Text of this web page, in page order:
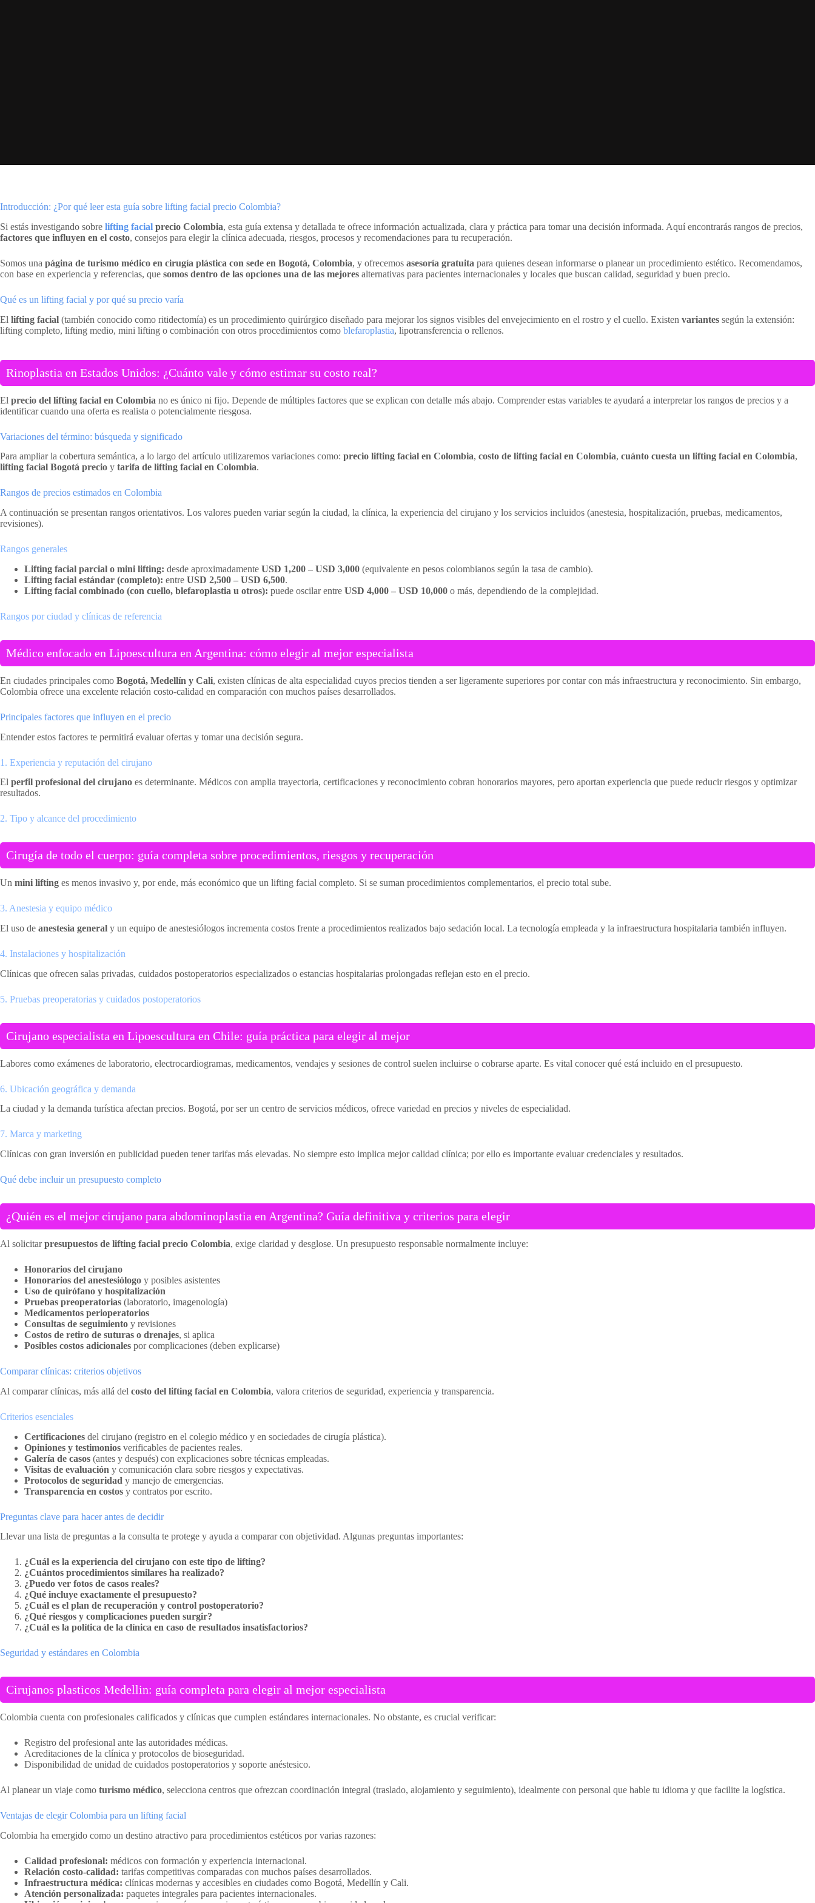
Introducción: ¿Por qué leer esta guía sobre lifting facial precio Colombia?
Si estás investigando sobre lifting facial precio Colombia, esta guía extensa y detallada te ofrece información actualizada, clara y práctica para tomar una decisión informada. Aquí encontrarás rangos de precios,
factores que influyen en el costo, consejos para elegir la clínica adecuada, riesgos, procesos y recomendaciones para tu recuperación.
Somos una página de turismo médico en cirugía plástica con sede en Bogotá, Colombia, y ofrecemos asesoría gratuita para quienes desean informarse o planear un procedimiento estético. Recomendamos,
con base en experiencia y referencias, que somos dentro de las opciones una de las mejores alternativas para pacientes internacionales y locales que buscan calidad, seguridad y buen precio.
Qué es un lifting facial y por qué su precio varía
El lifting facial (también conocido como ritidectomía) es un procedimiento quirúrgico diseñado para mejorar los signos visibles del envejecimiento en el rostro y el cuello. Existen variantes según la extensión:
lifting completo, lifting medio, mini lifting o combinación con otros procedimientos como blefaroplastia, lipotransferencia o rellenos.
Rinoplastia en Estados Unidos: ¿Cuánto vale y cómo estimar su costo real?
El precio del lifting facial en Colombia no es único ni fijo. Depende de múltiples factores que se explican con detalle más abajo. Comprender estas variables te ayudará a interpretar los rangos de precios y a
identificar cuando una oferta es realista o potencialmente riesgosa.
Variaciones del término: búsqueda y significado
Para ampliar la cobertura semántica, a lo largo del artículo utilizaremos variaciones como: precio lifting facial en Colombia, costo de lifting facial en Colombia, cuánto cuesta un lifting facial en Colombia,
lifting facial Bogotá precio y tarifa de lifting facial en Colombia.
Rangos de precios estimados en Colombia
A continuación se presentan rangos orientativos. Los valores pueden variar según la ciudad, la clínica, la experiencia del cirujano y los servicios incluidos (anestesia, hospitalización, pruebas, medicamentos,
revisiones).
Rangos generales
Lifting facial parcial o mini lifting: desde aproximadamente USD 1,200 – USD 3,000 (equivalente en pesos colombianos según la tasa de cambio).
Lifting facial estándar (completo): entre USD 2,500 – USD 6,500.
Lifting facial combinado (con cuello, blefaroplastia u otros): puede oscilar entre USD 4,000 – USD 10,000 o más, dependiendo de la complejidad.
Rangos por ciudad y clínicas de referencia
Médico enfocado en Lipoescultura en Argentina: cómo elegir al mejor especialista
En ciudades principales como Bogotá, Medellín y Cali, existen clínicas de alta especialidad cuyos precios tienden a ser ligeramente superiores por contar con más infraestructura y reconocimiento. Sin embargo,
Colombia ofrece una excelente relación costo-calidad en comparación con muchos países desarrollados.
Principales factores que influyen en el precio
Entender estos factores te permitirá evaluar ofertas y tomar una decisión segura.
1. Experiencia y reputación del cirujano
El perfil profesional del cirujano es determinante. Médicos con amplia trayectoria, certificaciones y reconocimiento cobran honorarios mayores, pero aportan experiencia que puede reducir riesgos y optimizar
resultados.
2. Tipo y alcance del procedimiento
Cirugía de todo el cuerpo: guía completa sobre procedimientos, riesgos y recuperación
Un mini lifting es menos invasivo y, por ende, más económico que un lifting facial completo. Si se suman procedimientos complementarios, el precio total sube.
3. Anestesia y equipo médico
El uso de anestesia general y un equipo de anestesiólogos incrementa costos frente a procedimientos realizados bajo sedación local. La tecnología empleada y la infraestructura hospitalaria también influyen.
4. Instalaciones y hospitalización
Clínicas que ofrecen salas privadas, cuidados postoperatorios especializados o estancias hospitalarias prolongadas reflejan esto en el precio.
5. Pruebas preoperatorias y cuidados postoperatorios
Cirujano especialista en Lipoescultura en Chile: guía práctica para elegir al mejor
Labores como exámenes de laboratorio, electrocardiogramas, medicamentos, vendajes y sesiones de control suelen incluirse o cobrarse aparte. Es vital conocer qué está incluido en el presupuesto.
6. Ubicación geográfica y demanda
La ciudad y la demanda turística afectan precios. Bogotá, por ser un centro de servicios médicos, ofrece variedad en precios y niveles de especialidad.
7. Marca y marketing
Clínicas con gran inversión en publicidad pueden tener tarifas más elevadas. No siempre esto implica mejor calidad clínica; por ello es importante evaluar credenciales y resultados.
Qué debe incluir un presupuesto completo
¿Quién es el mejor cirujano para abdominoplastia en Argentina? Guía definitiva y criterios para elegir
Al solicitarpresupuestos de lifting facial precio Colombia, exige claridad y desglose. Un presupuesto responsable normalmente incluye:
Honorarios del cirujano
Honorarios del anestesiólogo y posibles asistentes
Uso de quirófano y hospitalización
Pruebas preoperatorias (laboratorio, imagenología)
Medicamentos perioperatorios
Consultas de seguimiento y revisiones
Costos de retiro de suturas o drenajes, si aplica
Posibles costos adicionales por complicaciones (deben explicarse)
Comparar clínicas: criterios objetivos
Al comparar clínicas, más allá del costo del lifting facial en Colombia, valora criterios de seguridad, experiencia y transparencia.
Criterios esenciales
Certificaciones del cirujano (registro en el colegio médico y en sociedades de cirugía plástica).
Opiniones y testimonios verificables de pacientes reales.
Galería de casos (antes y después) con explicaciones sobre técnicas empleadas.
Visitas de evaluación y comunicación clara sobre riesgos y expectativas.
Protocolos de seguridad y manejo de emergencias.
Transparencia en costos y contratos por escrito.
Preguntas clave para hacer antes de decidir
Llevar una lista de preguntas a la consulta te protege y ayuda a comparar con objetividad. Algunas preguntas importantes:
¿Cuál es la experiencia del cirujano con este tipo de lifting?
¿Cuántos procedimientos similares ha realizado?
¿Puedo ver fotos de casos reales?
¿Qué incluye exactamente el presupuesto?
¿Cuál es el plan de recuperación y control postoperatorio?
¿Qué riesgos y complicaciones pueden surgir?
¿Cuál es la política de la clínica en caso de resultados insatisfactorios?
Seguridad y estándares en Colombia
Cirujanos plasticos Medellin: guía completa para elegir al mejor especialista
Colombia cuenta con profesionales calificados y clínicas que cumplen estándares internacionales. No obstante, es crucial verificar:
Registro del profesional ante las autoridades médicas.
Acreditaciones de la clínica y protocolos de bioseguridad.
Disponibilidad de unidad de cuidados postoperatorios y soporte anéstesico.
Al planear un viaje como turismo médico, selecciona centros que ofrezcan coordinación integral (traslado, alojamiento y seguimiento), idealmente con personal que hable tu idioma y que facilite la logística.
Ventajas de elegir Colombia para un lifting facial
Colombia ha emergido como un destino atractivo para procedimientos estéticos por varias razones:
Calidad profesional: médicos con formación y experiencia internacional.
Relación costo-calidad: tarifas competitivas comparadas con muchos países desarrollados.
Infraestructura médica: clínicas modernas y accesibles en ciudades como Bogotá, Medellín y Cali.
Atención personalizada: paquetes integrales para pacientes internacionales.